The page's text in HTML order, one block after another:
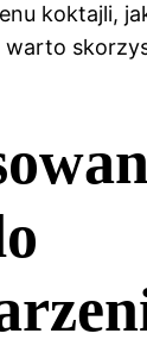
koktajli,
warto